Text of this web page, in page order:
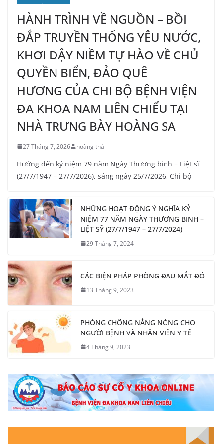
HÀNH TRÌNH VỀ NGUỒN – BỒI
ĐẮP TRUYỀN THỐNG YÊU NƯỚC,
KHƠI DẬY NIỀM TỰ HÀO VỀ CHỦ
QUYỀN BIỂN, ĐẢO QUÊ
HƯƠNG CỦA CHI BỘ BỆNH VIỆN
ĐA KHOA NAM LIÊN CHIỂU TẠI
NHÀ TRƯNG BÀY HOÀNG SA
27 Tháng 7, 2026 hoàng thái
Hướng đến kỷ niệm 79 năm Ngày Thương binh – Liệt sĩ
(27/7/1947 – 27/7/2026), sáng ngày 25/7/2026, Chi bộ
NHỮNG HOẠT ĐỘNG Ý NGHĨA KỶ
NIỆM 77 NĂM NGÀY THƯƠNG BINH –
LIỆT SỸ (27/7/1947 – 27/7/2024)
29 Tháng 7, 2024
CÁC BIỆN PHÁP PHÒNG ĐAU MẮT ĐỎ
13 Tháng 9, 2023
PHÒNG CHỐNG NẮNG NÓNG CHO
NGƯỜI BỆNH VÀ NHÂN VIÊN Y TẾ
4 Tháng 9, 2023